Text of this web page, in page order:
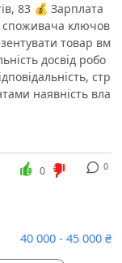
83 💰 Зарплата
споживача ключов
товар вм
досвід робо
стр
наявність вла
0
0
40 000 - 45 000 ₴